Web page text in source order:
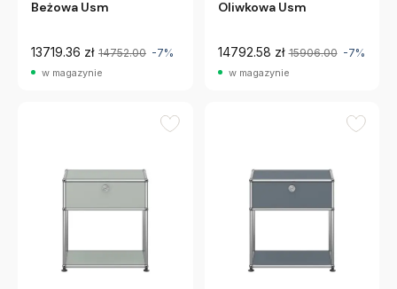
Beżowa Usm
13719.36 zł 14752.00 -7%
w magazynie
Oliwkowa Usm
14792.58 zł 15906.00 -7%
w magazynie